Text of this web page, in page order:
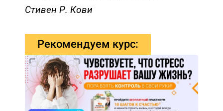
Стивен Р. Кови
Рекомендуем курс: